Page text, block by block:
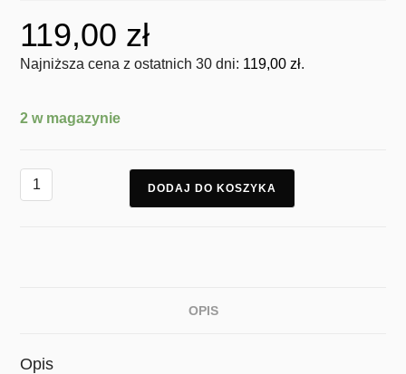
119,00 zł
Najniższa cena z ostatnich 30 dni: 119,00zł.
2 w magazynie
DODAJ DO KOSZYKA
OPIS
Opis